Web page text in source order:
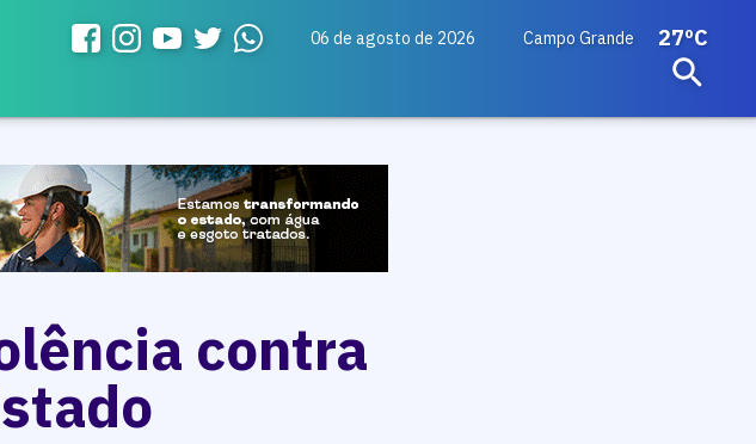
06 de agosto de 2026 Campo Grande 27ºC
contra